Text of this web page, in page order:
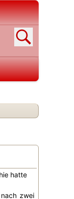
hatte
zwei